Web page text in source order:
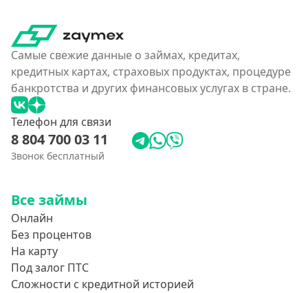
Самые свежие данные о займах, кредитах,
кредитных картах, страховых продуктах, процедуре
банкротства и других финансовых услугах в стране.
Телефон для связи
8 804 700 03 11
Звонок бесплатный
Все займы
Онлайн
Без процентов
На карту
Под залог ПТС
Сложности с кредитной историей